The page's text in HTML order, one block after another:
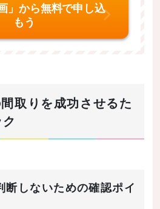
」から無料で申し込
もう
取りを成功させるた
しないための確認ポイ